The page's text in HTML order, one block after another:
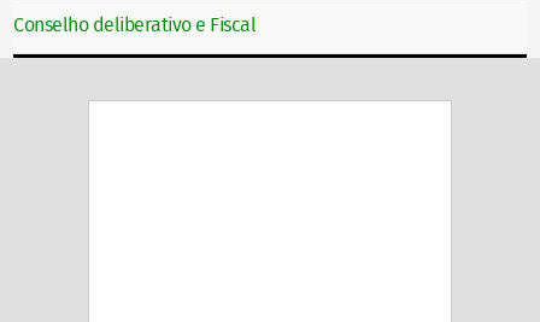
Conselho deliberativo e Fiscal